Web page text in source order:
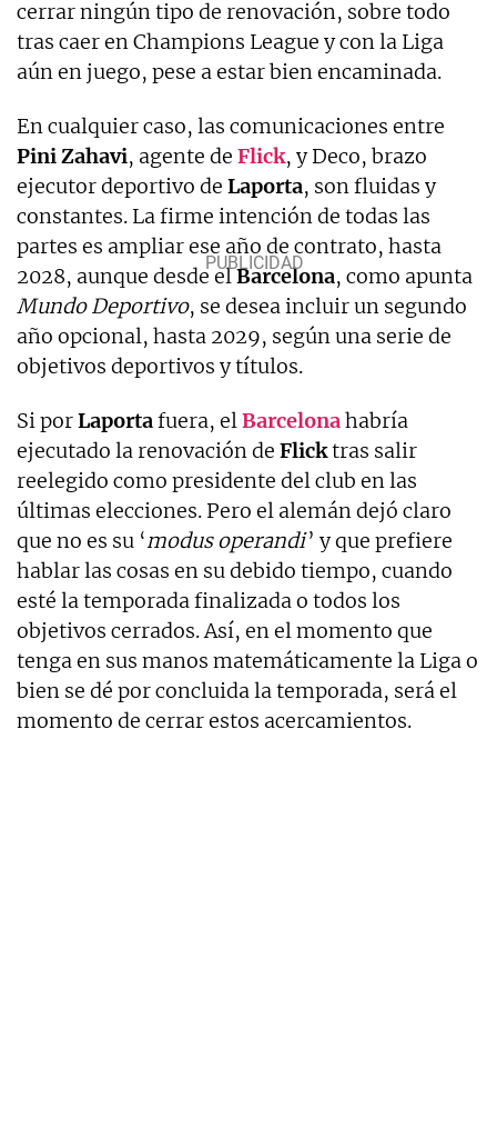
cerrar ningún tipo de renovación, sobre todo
tras caer en Champions League y con la Liga
aún en juego, pese a estar bien encaminada.
En cualquier caso, las comunicaciones entre
PiniZahavi, agente de Flick, y Deco, brazo
ejecutor deportivo de Laporta, son fluidas y
constantes. La firme intención de todas las
partes es ampliar ese año de contrato, hasta
2028, aunque desde elBarcelona, como apunta
Mundo Deportivo, se desea incluir un segundo
año opcional, hasta 2029, según una serie de
objetivos deportivos y títulos.
Si porLaportafuera, elBarcelonahabría
ejecutado la renovación de Flicktras salir
reelegido como presidente del club en las
últimas elecciones. Pero el alemán dejó claro
que no es su ‘modus operandi’ y que prefiere
hablar las cosas en su debido tiempo, cuando
esté la temporada finalizada o todos los
objetivos cerrados. Así, en el momento que
tenga en sus manos matemáticamente la Liga o
bien se dé por concluida la temporada, será el
momento de cerrar estos acercamientos.